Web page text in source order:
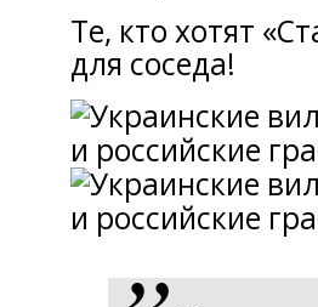
Те, кто хотят
для соседа!